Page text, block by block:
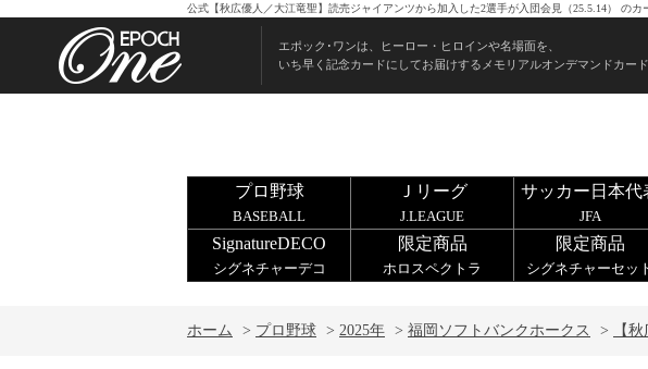
公式【秋広優人／大江竜聖】読売ジャイアンツから加入した2選手が入団会見（25.5.14） のカ
エポック･ワンは、ヒーロー・ヒロインや名場面を、
いち早く記念カードにしてお届けするメモリアルオンデマンドカード
プロ野球
BASEBALL
Ｊリーグ
J.LEAGUE
サッカー日本代
JFA
SignatureDECO
シグネチャーデコ
限定商品
ホロスペクトラ
限定商品
シグネチャーセッ
ホーム > プロ野球 > 2025年 > 福岡ソフトバンクホークス > 【